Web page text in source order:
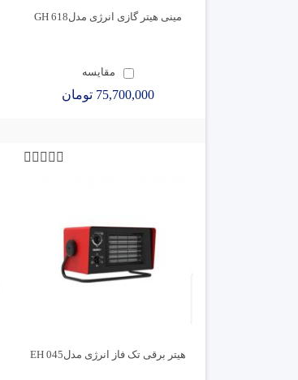
مینی هیتر گازی انرژی مدل618 GH
مقایسه
75,700,000 تومان
هیتر برقی تک فاز انرژی مدل045 EH